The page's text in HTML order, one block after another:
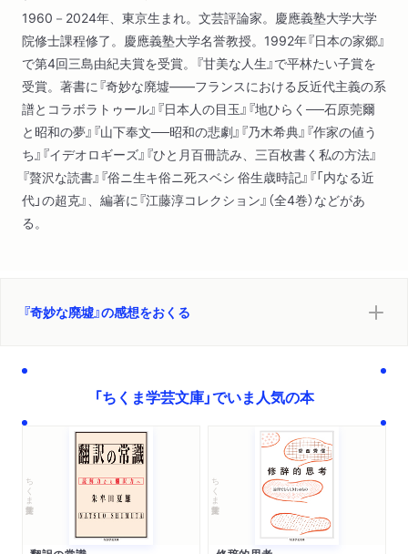
1960－2024年、東京生まれ。文芸評論家。慶應義塾大学大学
院修士課程修了。慶應義塾大学名誉教授。1992年『日本の家郷』
で第4回三島由紀夫賞を受賞。『甘美な人生』で平林たい子賞を
受賞。著書に『奇妙な廃墟――フランスにおける反近代主義の系
譜とコラボラトゥール』『日本人の目玉』『地ひらく──石原莞爾
と昭和の夢』『山下奉文──昭和の悲劇』『乃木希典』『作家の値う
ち』『イデオロギーズ』『ひと月百冊読み、三百枚書く私の方法』
『贅沢な読書』『俗ニ生キ俗ニ死スベシ 俗生歳時記』『「内なる近
代」の超克』、編著に『江藤淳コレクション』（全4巻）などがあ
る。
『奇妙な廃墟』の感想をおくる
「ちくま学芸文庫」でいま人気の本
ちくま学芸文庫 ちくま学芸文庫